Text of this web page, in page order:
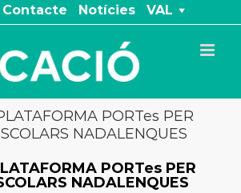
Contacte Notícies VAL
PORTes PER
NADALENQUES
PORTes PER
NADALENQUES